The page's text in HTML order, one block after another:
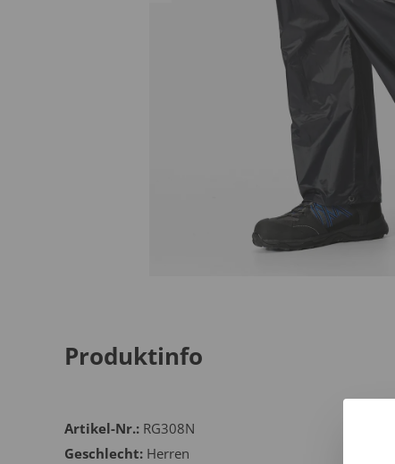
Produktinfo
Artikel-Nr.: RG308N
Geschlecht: Herren